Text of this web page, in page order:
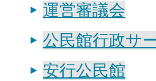
運営審議会
公民館行政サ
安行公民館